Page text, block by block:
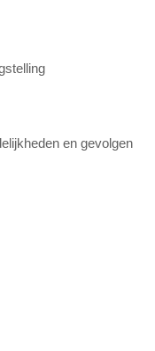
en gevolgen